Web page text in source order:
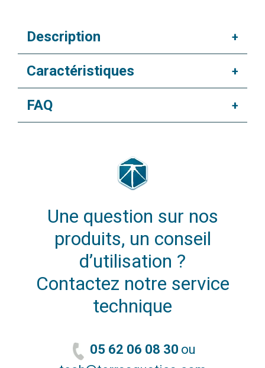
Description +
Caractéristiques +
FAQ +
Une question sur nos
produits, un conseil
d’utilisation ?
Contactez notre service
technique
05 62 06 08 30 ou